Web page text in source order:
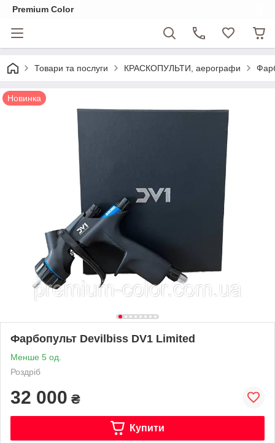
Premium Color
Товари та послуги КРАСКОПУЛЬТИ, аерографи
Новинка
Фарбопульт Devilbiss DV1 Limited
Менше 5 од.
Роздріб
32 000 ₴
Купити